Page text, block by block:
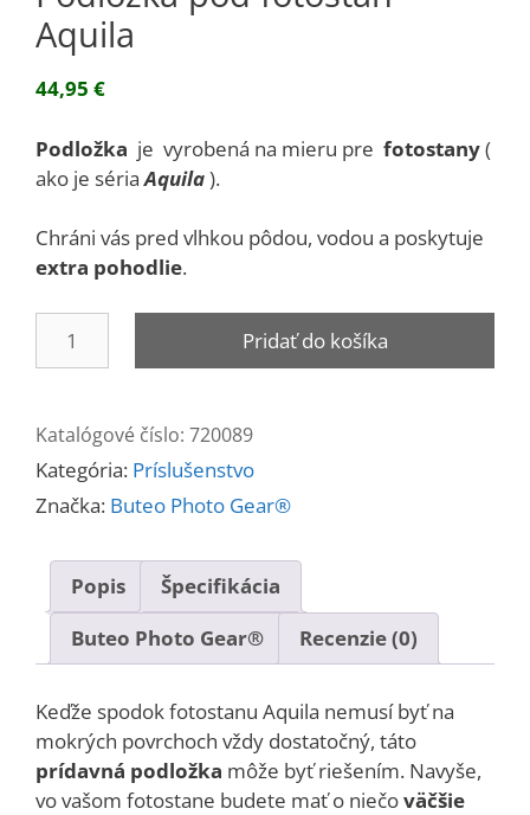
Aquila
44,95 €
Podložka je vyrobená na mieru pre fotostany(
ako je sériaAquila).
Chráni vás pred vlhkou pôdou, vodou a poskytuje
extra pohodlie.
Podložka
Aquila
Pridať do košíka
Katalógové číslo: 720089
Kategória: Príslušenstvo
Značka: Buteo Photo Gear®
Popis
Špecifikácia
Buteo Photo Gear®
Recenzie (0)
Keďže spodok fotostanu Aquila nemusí byť na
mokrých povrchoch vždy dostatočný, táto
prídavná podložka môže byť riešením. Navyše,
vo vašom fotostane budete mať o niečoväčšie